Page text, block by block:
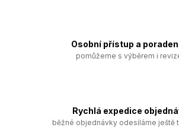
Osobní přístup a
pomůžeme s výběrem i
Rychlá expedice
běžné objednávky odesíláme ještě